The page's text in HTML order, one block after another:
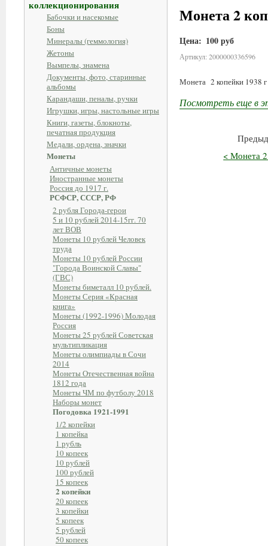
коллекционирования
Бабочки и насекомые
Боны
Минералы (геммология)
Жетоны
Вымпелы, знамена
Документы, фото, старинные
альбомы
Карандаши, пеналы, ручки
Игрушки, игры, настольные игры
Книги, газеты, блокноты,
печатная продукция
Медали, ордена, значки
Монеты
Античные монеты
Иностранные монеты
Россия до 1917 г.
РСФСР, СССР, РФ
2 рубля Города-герои
5 и 10 рублей 2014-15гг. 70
лет ВОВ
Монеты 10 рублей Человек
труда
Монеты 10 рублей России
"Города Воинской Славы"
(ГВС)
Монеты биметалл 10 рублей.
Монеты Серия «Красная
книга»
Монеты (1992-1996) Молодая
Россия
Монеты 25 рублей Советская
мультипликация
Монеты олимпиады в Сочи
2014
Монеты Отечественная война
1812 года
Монеты ЧМ по футболу 2018
Наборы монет
Погодовка 1921-1991
1/2 копейки
1 копейка
1 рубль
10 копеек
10 рублей
100 рублей
15 копеек
2 копейки
20 копеек
3 копейки
5 копеек
5 рублей
50 копеек
Монета 2
Цена: 100 руб
Артикул: 2000000336596
Монета 2 копейки 1938 г
Посмотреть еще в
< Монета